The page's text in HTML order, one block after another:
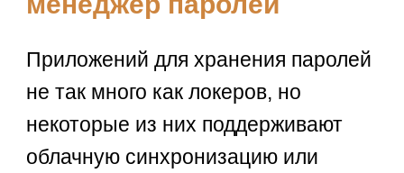
Приложений для хранения паролей
не так много как локеров, но
некоторые из них поддерживают
облачную синхронизацию или